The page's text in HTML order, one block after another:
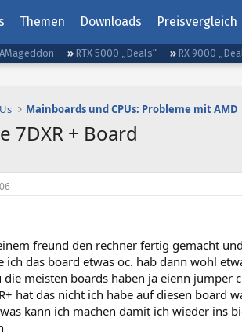
Themen Downloads Preisvergleich
RTX 5000 „Deals“ RX 9000
Mainboards und CPUs: Probleme mit AMD
7DXR + Board
freund den rechner fertig gemacht
ich das board etwas oc. hab dann wohl
meisten boards haben ja eienn jumper
hat das nicht ich habe auf diesen board
kann ich machen damit ich wieder ins